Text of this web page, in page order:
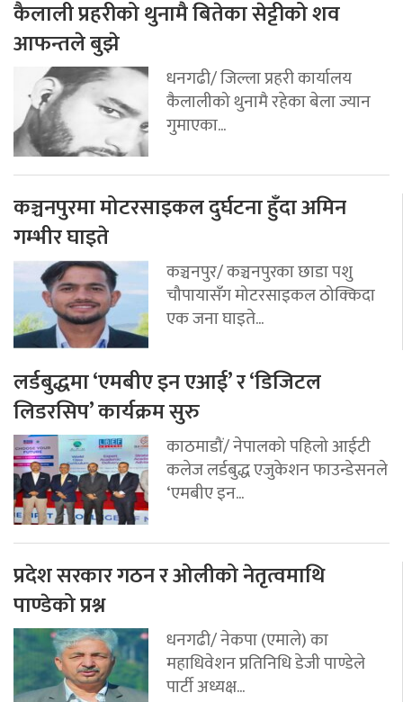
कैलाली प्रहरीको थुनामै बितेका सेट्टीको शव
आफन्तले बुझे
धनगढी/ जिल्ला प्रहरी कार्यालय
कैलालीको थुनामै रहेका बेला ज्यान
गुमाएका...
कञ्चनपुरमा मोटरसाइकल दुर्घटना हुँदा अमिन
गम्भीर घाइते
कञ्चनपुर/ कञ्चनपुरका छाडा पशु
चौपायासँग मोटरसाइकल ठोक्किदा
एक जना घाइते...
लर्डबुद्धमा ‘एमबीए इन एआई’ र ‘डिजिटल
लिडरसिप’ कार्यक्रम सुरु
काठमाडौं/ नेपालको पहिलो आईटी
कलेज लर्डबुद्ध एजुकेशन फाउन्डेसनले
‘एमबीए इन...
प्रदेश सरकार गठन र ओलीको नेतृत्वमाथि
पाण्डेको प्रश्न
धनगढी/ नेकपा (एमाले) का
महाधिवेशन प्रतिनिधि डेजी पाण्डेले
पार्टी अध्यक्ष...